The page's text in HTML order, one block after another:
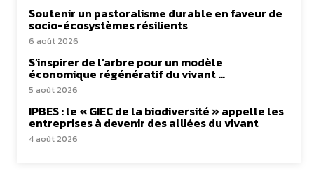
Soutenir un pastoralisme durable en faveur de
socio-écosystèmes résilients
6 août 2026
S’inspirer de l’arbre pour un modèle
économique régénératif du vivant …
5 août 2026
IPBES : le « GIEC de la biodiversité » appelle les
entreprises à devenir des alliées du vivant
4 août 2026